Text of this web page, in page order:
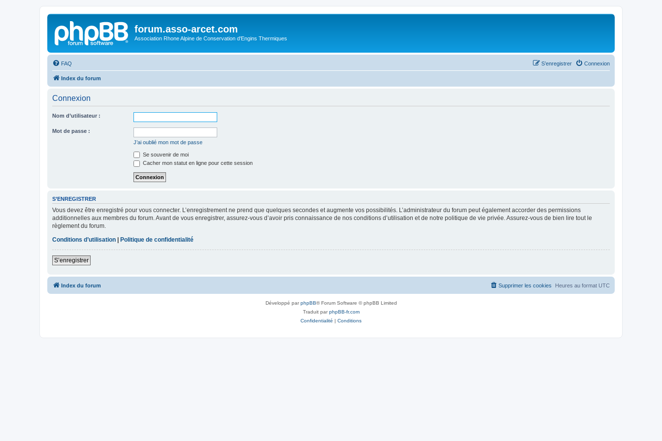
forum.asso-arcet.com
Association Rhone Alpine de Conservation d'Engins Thermiques
FAQ Connexion
S’enregistrer
Index du forum
Connexion
Nom d’utilisateur :
Mot de passe :
J’ai oublié mon mot de passe
Se souvenir de moi
Cacher mon statut en ligne pour cette session
S’ENREGISTRER
Vous devez être enregistré pour vous connecter. L’enregistrement ne prend que quelques secondes et augmente vos possibilités. L’administrateur du forum peut également accorder des permissions
additionnelles aux membres du forum. Avant de vous enregistrer, assurez-vous d’avoir pris connaissance de nos conditions d’utilisation et de notre politique de vie privée. Assurez-vous de bien lire tout le
règlement du forum.
Conditions d’utilisation
Politique de confidentialité
S’enregistrer
Index du forum Heures au format UTC
Supprimer les cookies
Développé parphpBB® Forum Software © phpBB Limited
Traduit parphpBB-fr.com
Confidentialité | Conditions